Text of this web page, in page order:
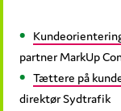
partner MarkUp
Tættere på
direktør Sydtrafik